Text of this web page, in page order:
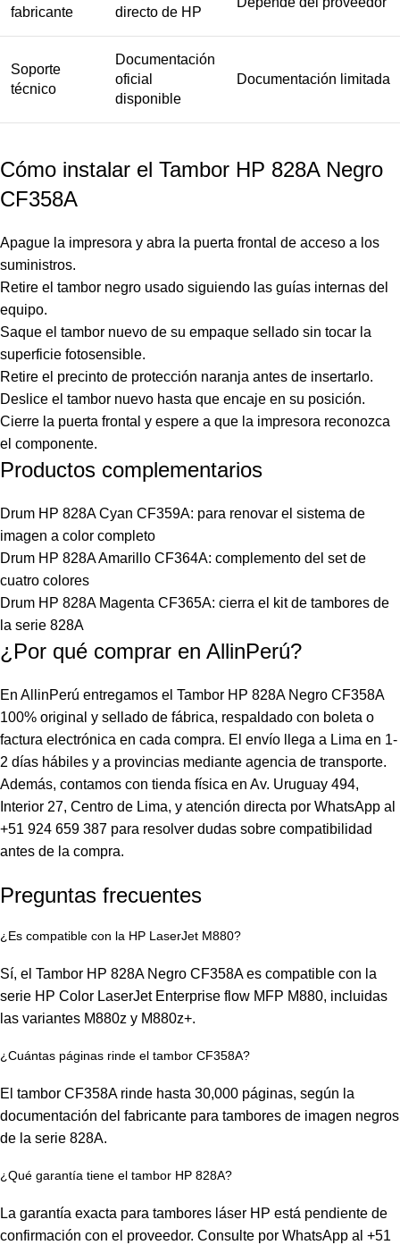
fabricante
directo de HP
Soporte
técnico
Documentación
oficial
disponible
Documentación limitada
Cómo instalar el Tambor HP 828A Negro
CF358A
Apague la impresora y abra la puerta frontal de acceso a los
suministros.
Retire el tambor negro usado siguiendo las guías internas del
equipo.
Saque el tambor nuevo de su empaque sellado sin tocar la
superficie fotosensible.
Retire el precinto de protección naranja antes de insertarlo.
Deslice el tambor nuevo hasta que encaje en su posición.
Cierre la puerta frontal y espere a que la impresora reconozca
el componente.
Productos complementarios
Drum HP 828A Cyan CF359A: para renovar el sistema de
imagen a color completo
Drum HP 828A Amarillo CF364A: complemento del set de
cuatro colores
Drum HP 828A Magenta CF365A: cierra el kit de tambores de
la serie 828A
¿Por qué comprar en AllinPerú?
En AllinPerú entregamos el Tambor HP 828A Negro CF358A
100% original y sellado de fábrica, respaldado con boleta o
factura electrónica en cada compra. El envío llega a Lima en 1-
2 días hábiles y a provincias mediante agencia de transporte.
Además, contamos con tienda física en Av. Uruguay 494,
Interior 27, Centro de Lima, y atención directa por WhatsApp al
+51 924 659 387 para resolver dudas sobre compatibilidad
antes de la compra.
Preguntas frecuentes
¿Es compatible con la HP LaserJet M880?
Sí, el Tambor HP 828A Negro CF358A es compatible con la
serie HP Color LaserJet Enterprise flow MFP M880, incluidas
las variantes M880z y M880z+.
¿Cuántas páginas rinde el tambor CF358A?
El tambor CF358A rinde hasta 30,000 páginas, según la
documentación del fabricante para tambores de imagen negros
de la serie 828A.
¿Qué garantía tiene el tambor HP 828A?
La garantía exacta para tambores láser HP está pendiente de
confirmación con el proveedor. Consulte por WhatsApp al +51